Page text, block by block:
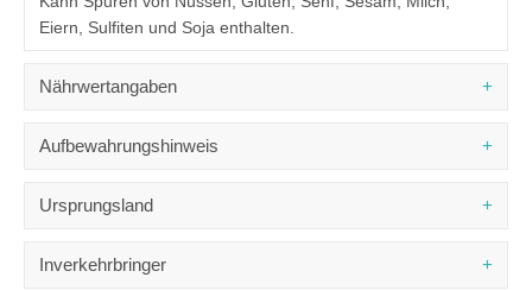
Eiern, Sulfiten und Soja enthalten.
Nährwertangaben
- davon gesättigte Fettsäuren
- davon Zucker
Aufbewahrungshinweis
Ursprungsland
Inverkehrbringer